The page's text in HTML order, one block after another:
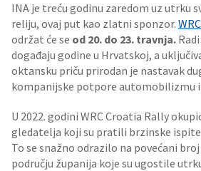
INA je treću godinu zaredom uz utrku
reliju, ovaj put kao zlatni sponzor.
održat će se od 20. do 23. travnja.
događaju godine u Hrvatskoj, a
oktansku priču prirodan je nastavak
kompanijske potpore automobilizmu
U 2022. godini WRC Croatia Rally
gledatelja koji su pratili brzinske
To se snažno odrazilo na povećani
području županija koje su ugostile